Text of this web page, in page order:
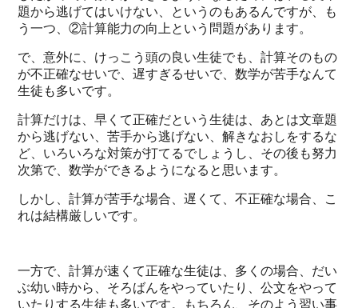
題から逃げてはいけない、というのもあるんですが、も
う一つ、②計算能力の向上という問題があります。
で、意外に、けっこう頭の良い生徒でも、計算そのもの
が不正確なせいで、遅すぎるせいで、数学が苦手なんて
生徒も多いです。
計算だけは、早くて正確だという生徒は、あとは文章題
から逃げない、苦手から逃げない、解きなおしをするな
ど、いろいろな対策が打てるでしょうし、その後も努力
次第で、数学ができるようになると思います。
しかし、計算が苦手な場合、遅くて、不正確な場合、こ
れは結構厳しいです。
一方で、計算が速くて正確な生徒は、多くの場合、だい
ぶ幼い時から、そろばんをやっていたり、公文をやって
いたりする生徒も多いです。もちろん、そのよう習い事